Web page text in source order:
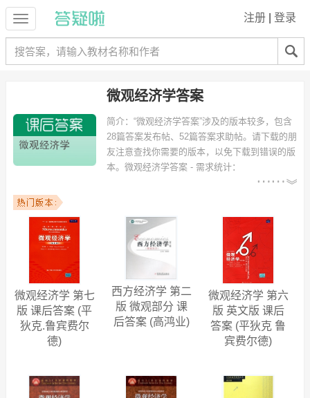
注册 登录
微观经济学答案
简介： “微观经济学答案”涉及的版本较多，包含
28篇答案发布帖、52篇答案求助帖。请下载的朋
友注意查找你需要的版本，以免下载到错误的版
本。 微观经济学答案 - 需求统计：
：工商管理、国际经济与贸易、财务
管理、市场营销、信息管理与信息系统、数学与应用数学、计算机科学
与技术、旅游管理、电子商务、国际贸易 等专业。
以下学校的同学下载过
微观经济学答案
学、暨南大学、大连交通大学、合肥工业大学、浙江大学、北京大学、
微观经济学 第七
版 课后答案 (平
狄克.鲁宾费尔
德)
西方经济学 第二
版 微观部分 课
后答案 (高鸿业)
微观经济学 第六
版 英文版 课后
答案 (平狄克 鲁
宾费尔德)